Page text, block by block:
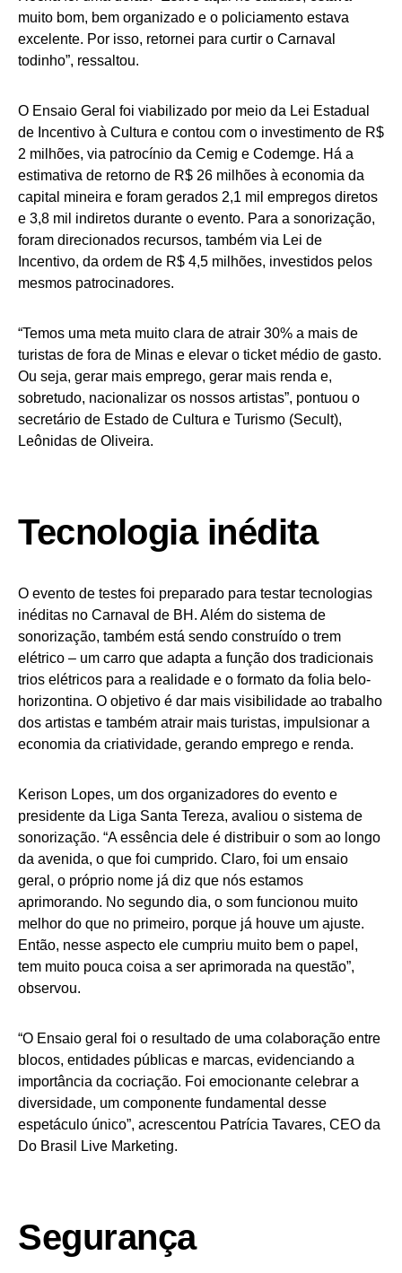
muito bom, bem organizado e o policiamento estava
excelente. Por isso, retornei para curtir o Carnaval
todinho”, ressaltou.
O Ensaio Geral foi viabilizado por meio da Lei Estadual
de Incentivo à Cultura e contou com o investimento de R$
2 milhões, via patrocínio da Cemig e Codemge. Há a
estimativa de retorno de R$ 26 milhões à economia da
capital mineira e foram gerados 2,1 mil empregos diretos
e 3,8 mil indiretos durante o evento. Para a sonorização,
foram direcionados recursos, também via Lei de
Incentivo, da ordem de R$ 4,5 milhões, investidos pelos
mesmos patrocinadores.
“Temos uma meta muito clara de atrair 30% a mais de
turistas de fora de Minas e elevar o ticket médio de gasto.
Ou seja, gerar mais emprego, gerar mais renda e,
sobretudo, nacionalizar os nossos artistas”, pontuou o
secretário de Estado de Cultura e Turismo (Secult),
Leônidas de Oliveira.
Tecnologia inédita
O evento de testes foi preparado para testar tecnologias
inéditas no Carnaval de BH. Além do sistema de
sonorização, também está sendo construído o trem
elétrico – um carro que adapta a função dos tradicionais
trios elétricos para a realidade e o formato da folia belo-
horizontina. O objetivo é dar mais visibilidade ao trabalho
dos artistas e também atrair mais turistas, impulsionar a
economia da criatividade, gerando emprego e renda.
Kerison Lopes, um dos organizadores do evento e
presidente da Liga Santa Tereza, avaliou o sistema de
sonorização. “A essência dele é distribuir o som ao longo
da avenida, o que foi cumprido. Claro, foi um ensaio
geral, o próprio nome já diz que nós estamos
aprimorando. No segundo dia, o som funcionou muito
melhor do que no primeiro, porque já houve um ajuste.
Então, nesse aspecto ele cumpriu muito bem o papel,
tem muito pouca coisa a ser aprimorada na questão”,
observou.
“O Ensaio geral foi o resultado de uma colaboração entre
blocos, entidades públicas e marcas, evidenciando a
importância da cocriação. Foi emocionante celebrar a
diversidade, um componente fundamental desse
espetáculo único”, acrescentou Patrícia Tavares, CEO da
Do Brasil Live Marketing.
Segurança